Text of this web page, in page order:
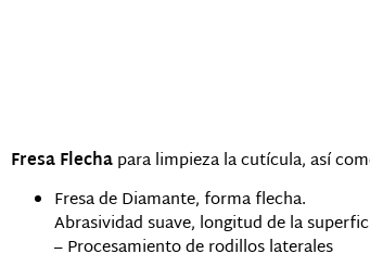
Fresa Flechapara limpieza la cutícula, así
Fresa de Diamante, forma flecha.
Abrasividad suave, longitud de la
– Procesamiento de rodillos laterales